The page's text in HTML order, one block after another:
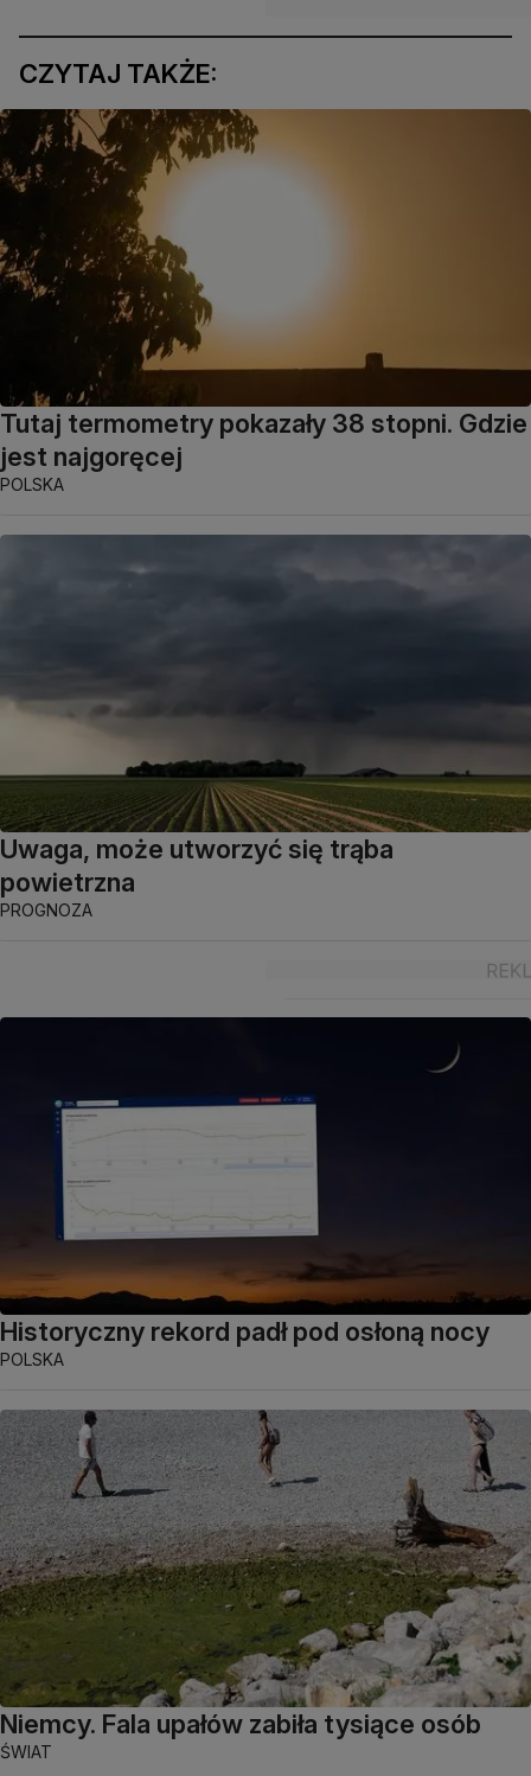
CZYTAJ TAKŻE:
Tutaj termometry pokazały 38 stopni. Gdzie
jest najgoręcej
POLSKA
Uwaga, może utworzyć się trąba
powietrzna
PROGNOZA
Historyczny rekord padł pod osłoną nocy
POLSKA
Niemcy. Fala upałów zabiła tysiące osób
ŚWIAT